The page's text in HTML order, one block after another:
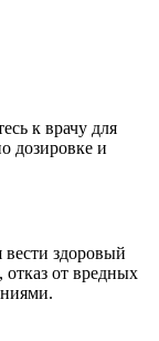
к врачу для
дозировке и
здоровый
от вредных